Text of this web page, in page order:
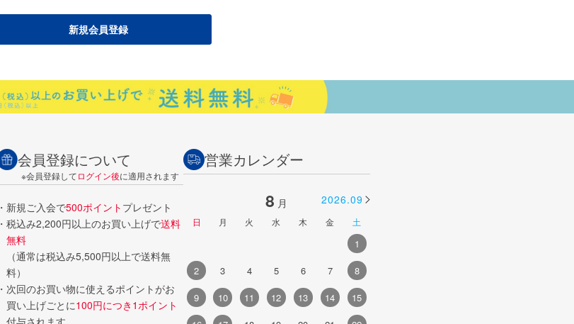
会員登録について
※会員登録してログイン後に適用されます
・新規ご入会で500ポイント プレゼント
・税込み2,200円以上のお買い上げで送料
無料
（通常は税込み5,500円以上で送料無
料）
・次回のお買い物に使えるポイントがお
買い上げごとに100円につき1ポイント
付与されます。
営業カレンダー
8 月 2026.09
日 月 火 水 木 金 土
1
2
3 4 5 6 7
8
9
10 11 12 13 14
15